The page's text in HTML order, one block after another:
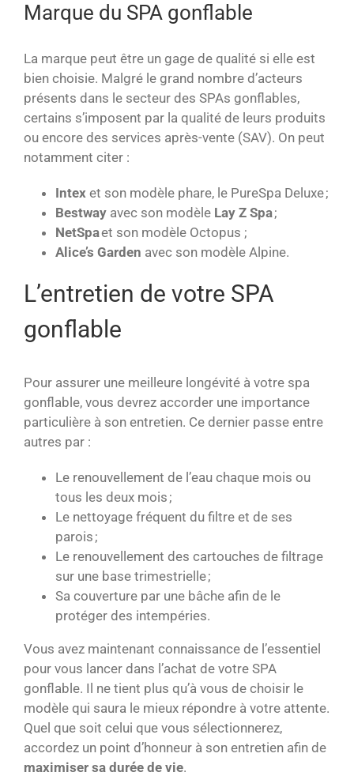
Marque du SPA gonflable
La marque peut être un gage de qualité si elle est
bien choisie. Malgré le grand nombre d’acteurs
présents dans le secteur des SPAs gonflables,
certains s’imposent par la qualité de leurs produits
ou encore des services après-vente (SAV). On peut
notamment citer :
Intex et son modèle phare, le PureSpa Deluxe ;
Bestway avec son modèle Lay Z Spa;
NetSpaet son modèle Octopus ;
Alice’s Garden avec son modèle Alpine.
L’entretien de votre SPA
gonflable
Pour assurer une meilleure longévité à votre spa
gonflable, vous devrez accorder une importance
particulière à son entretien. Ce dernier passe entre
autres par :
Le renouvellement de l’eau chaque mois ou
tous les deux mois ;
Le nettoyage fréquent du filtre et de ses
parois ;
Le renouvellement des cartouches de filtrage
sur une base trimestrielle ;
Sa couverture par une bâche afin de le
protéger des intempéries.
Vous avez maintenant connaissance de l’essentiel
pour vous lancer dans l’achat de votre SPA
gonflable. Il ne tient plus qu’à vous de choisir le
modèle qui saura le mieux répondre à votre attente.
Quel que soit celui que vous sélectionnerez,
accordez un point d’honneur à son entretien afin de
maximiser sa durée de vie.